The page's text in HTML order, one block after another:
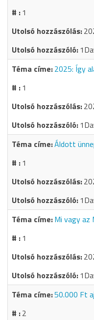
1
2025: Így
1
Áldott
1
Mi vagy az
1
50.000 Ft
2